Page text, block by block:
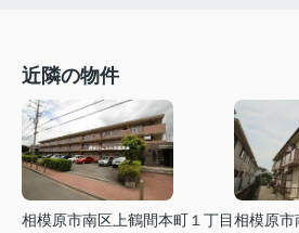
近隣の物件
相模原市南区上鶴間本町１丁目相模原市